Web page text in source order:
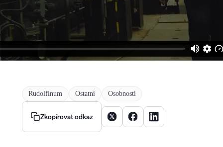
Rudolfinum Ostatní Osobnosti
Zkopírovat odkaz Sdílet článek na X
Sdílet článek na Facebooku
Sdílet článek na